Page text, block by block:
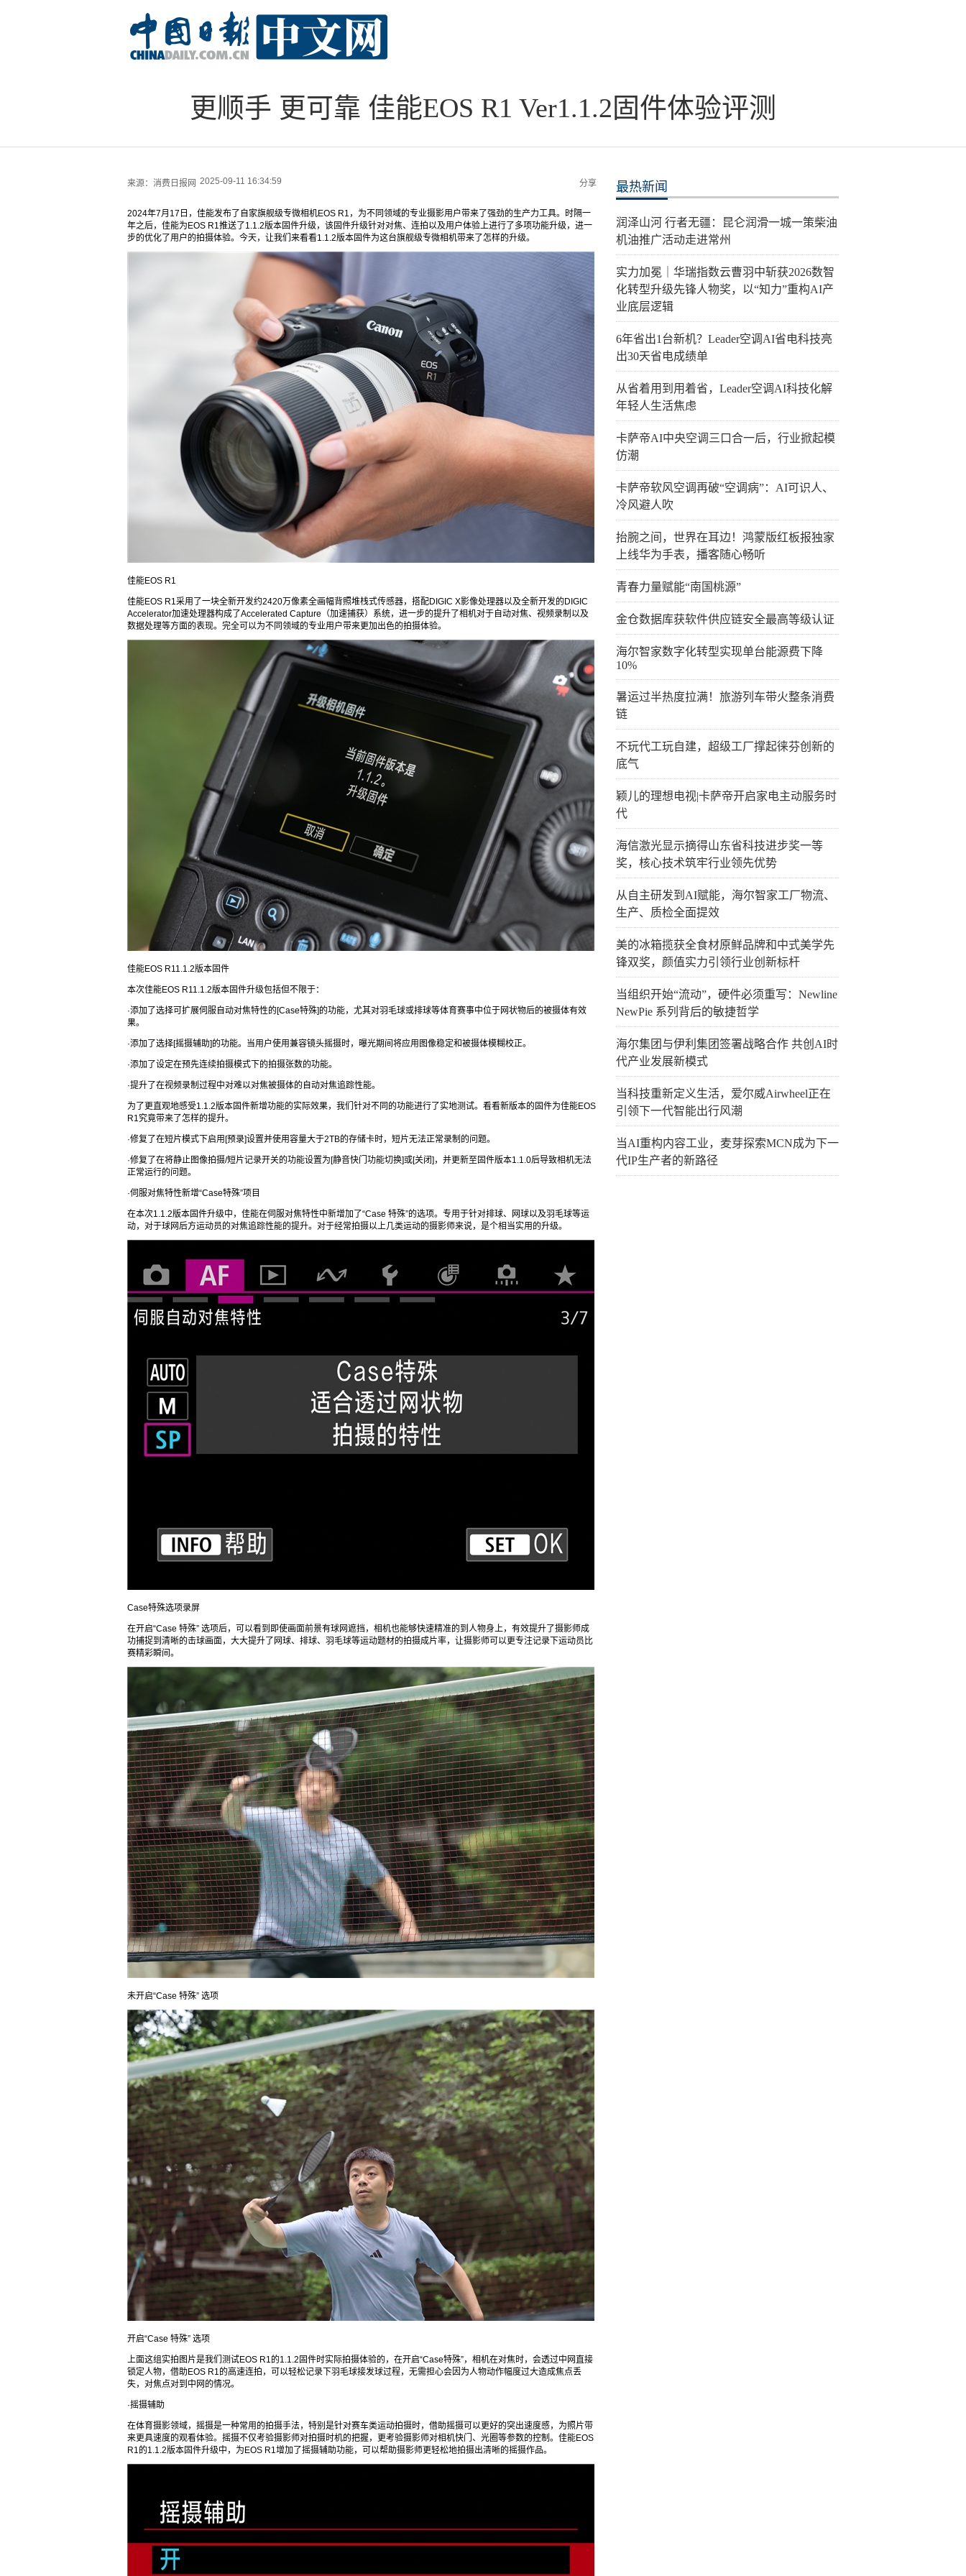
更顺手 更可靠 佳能EOS R1 Ver1.1.2固件体验评测
来源： 消费日报网 2025-09-11 16:34:59 分享
2024年7月17日，佳能发布了自家旗舰级专微相机EOS R1，为不同领域的专业摄影用户带来了强劲的生产力工具。时隔一
年之后，佳能为EOS R1推送了1.1.2版本固件升级，该固件升级针对对焦、连拍以及用户体验上进行了多项功能升级，进一
步的优化了用户的拍摄体验。今天，让我们来看看1.1.2版本固件为这台旗舰级专微相机带来了怎样的升级。
佳能EOS R1
佳能EOS R1采用了一块全新开发约2420万像素全画幅背照堆栈式传感器，搭配DIGIC X影像处理器以及全新开发的DIGIC
Accelerator加速处理器构成了Accelerated Capture（加速捕获）系统，进一步的提升了相机对于自动对焦、视频录制以及
数据处理等方面的表现。完全可以为不同领域的专业用户带来更加出色的拍摄体验。
佳能EOS R11.1.2版本固件
本次佳能EOS R11.1.2版本固件升级包括但不限于：
·添加了选择可扩展伺服自动对焦特性的[Case特殊]的功能，尤其对羽毛球或排球等体育赛事中位于网状物后的被摄体有效
果。
·添加了选择[摇摄辅助]的功能。当用户使用兼容镜头摇摄时，曝光期间将应用图像稳定和被摄体模糊校正。
·添加了设定在预先连续拍摄模式下的拍摄张数的功能。
·提升了在视频录制过程中对难以对焦被摄体的自动对焦追踪性能。
为了更直观地感受1.1.2版本固件新增功能的实际效果，我们针对不同的功能进行了实地测试。看看新版本的固件为佳能EOS
R1究竟带来了怎样的提升。
·修复了在短片模式下启用[预录]设置并使用容量大于2TB的存储卡时，短片无法正常录制的问题。
·修复了在将静止图像拍摄/短片记录开关的功能设置为[静音快门功能切换]或[关闭]，并更新至固件版本1.1.0后导致相机无法
正常运行的问题。
·伺服对焦特性新增“Case特殊”项目
在本次1.1.2版本固件升级中，佳能在伺服对焦特性中新增加了“Case 特殊”的选项。专用于针对排球、网球以及羽毛球等运
动，对于球网后方运动员的对焦追踪性能的提升。对于经常拍摄以上几类运动的摄影师来说，是个相当实用的升级。
Case特殊选项录屏
在开启“Case 特殊” 选项后，可以看到即使画面前景有球网遮挡，相机也能够快速精准的到人物身上，有效提升了摄影师成
功捕捉到清晰的击球画面，大大提升了网球、排球、羽毛球等运动题材的拍摄成片率，让摄影师可以更专注记录下运动员比
赛精彩瞬间。
未开启“Case 特殊” 选项
开启“Case 特殊” 选项
上面这组实拍图片是我们测试EOS R1的1.1.2固件时实际拍摄体验的，在开启“Case特殊”，相机在对焦时，会透过中网直接
锁定人物，借助EOS R1的高速连拍，可以轻松记录下羽毛球接发球过程，无需担心会因为人物动作幅度过大造成焦点丢
失，对焦点对到中网的情况。
·摇摄辅助
在体育摄影领域，摇摄是一种常用的拍摄手法，特别是针对赛车类运动拍摄时，借助摇摄可以更好的突出速度感，为照片带
来更具速度的观看体验。摇摄不仅考验摄影师对拍摄时机的把握，更考验摄影师对相机快门、光圈等参数的控制。佳能EOS
R1的1.1.2版本固件升级中，为EOS R1增加了摇摄辅助功能，可以帮助摄影师更轻松地拍摄出清晰的摇摄作品。
最热新闻
​润泽山河 行者无疆：昆仑润滑一城一策柴油
机油推广活动走进常州
实力加冕｜华瑞指数云曹羽中斩获2026数智
化转型升级先锋人物奖，以“知力”重构AI产
业底层逻辑
6年省出1台新机？Leader空调AI省电科技亮
出30天省电成绩单
从省着用到用着省，Leader空调AI科技化解
年轻人生活焦虑
卡萨帝AI中央空调三口合一后，行业掀起模
仿潮
卡萨帝软风空调再破“空调病”：AI可识人、
冷风避人吹
抬腕之间，世界在耳边！鸿蒙版红板报独家
上线华为手表，播客随心畅听
青春力量赋能“南国桃源”
金仓数据库获软件供应链安全最高等级认证
海尔智家数字化转型实现单台能源费下降
10%
暑运过半热度拉满！旅游列车带火整条消费
链
不玩代工玩自建，超级工厂撑起徕芬创新的
底气
颖儿的理想电视|卡萨帝开启家电主动服务时
代
海信激光显示摘得山东省科技进步奖一等
奖，核心技术筑牢行业领先优势
从自主研发到AI赋能，海尔智家工厂物流、
生产、质检全面提效
美的冰箱揽获全食材原鲜品牌和中式美学先
锋双奖，颜值实力引领行业创新标杆
当组织开始“流动”，硬件必须重写：Newline
NewPie 系列背后的敏捷哲学
海尔集团与伊利集团签署战略合作 共创AI时
代产业发展新模式
当科技重新定义生活，爱尔威Airwheel正在
引领下一代智能出行风潮
当AI重构内容工业，麦芽探索MCN成为下一
代IP生产者的新路径